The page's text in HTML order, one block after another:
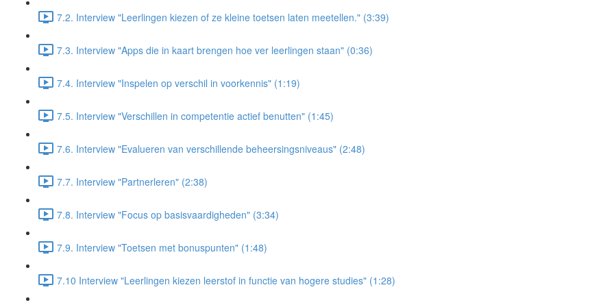
7.2. Interview "Leerlingen kiezen of ze kleine toetsen laten meetellen." (3:39)
7.3. Interview "Apps die in kaart brengen hoe ver leerlingen staan" (0:36)
7.4. Interview "Inspelen op verschil in voorkennis" (1:19)
7.5. Interview "Verschillen in competentie actief benutten" (1:45)
7.6. Interview "Evalueren van verschillende beheersingsniveaus" (2:48)
7.7. Interview "Partnerleren" (2:38)
7.8. Interview "Focus op basisvaardigheden" (3:34)
7.9. Interview "Toetsen met bonuspunten" (1:48)
7.10 Interview "Leerlingen kiezen leerstof in functie van hogere studies" (1:28)